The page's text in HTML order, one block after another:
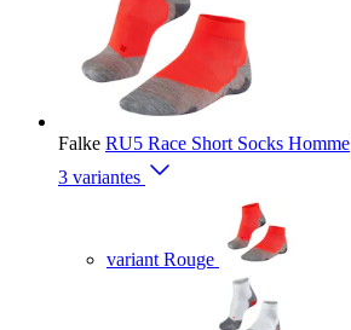
Falke RU5 Race Short Socks Homme
3 variantes
variant Rouge